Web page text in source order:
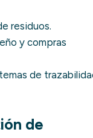
residuos.
y compras
de
de